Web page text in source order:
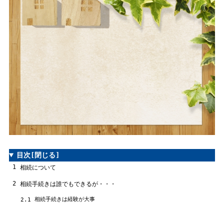
目次 [閉じる]
1 相続について
2 相続手続きは誰でもできるが・・・
2.1 相続手続きは経験が大事
必要な手続きだけを選んで依頼するプラン
相続の手続きすべてを依頼するプラン
手続きの流れ
相続のQ&A